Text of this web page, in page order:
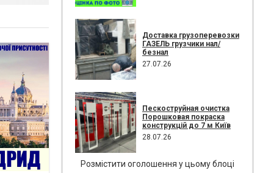
Доставка грузоперевозки
ГАЗЕЛЬ грузчики нал/
безнал
27.07.26
Пескоструйная очистка
Порошковая покраска
конструкцій до 7 м Київ
28.07.26
Розмістити оголошення у цьому блоці